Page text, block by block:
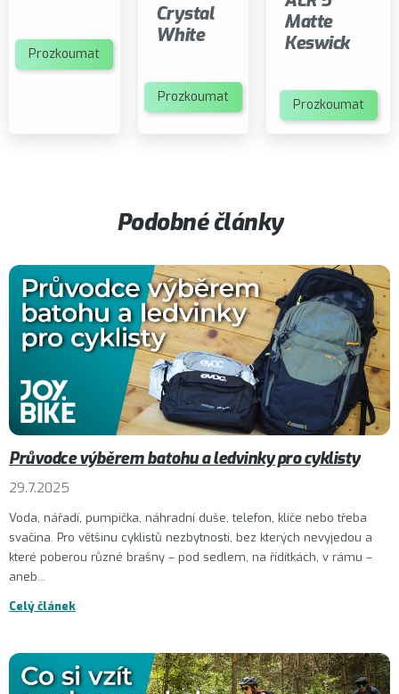
Prozkoumat
Crystal
White
Prozkoumat
Matte
Keswick
Prozkoumat
Podobné články
Průvodce výběrem batohu a ledvinky pro cyklisty
29.7.2025
Voda, nářadí, pumpička, náhradní duše, telefon, klíče nebo třeba
svačina. Pro většinu cyklistů nezbytnosti, bez kterých nevyjedou a
které poberou různé brašny – pod sedlem, na řídítkách, v rámu –
aneb...
Celý článek